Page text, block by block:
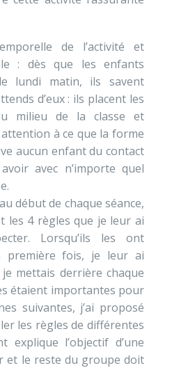
de l’activité et
: dès que les enfants
lundi matin, ils savent
d’eux : ils placent les
milieu de la classe et
à ce que la forme
aucun enfant du contact
avec n’importe quel
début de chaque séance,
les 4 règles que je leur ai
Lorsqu’ils les ont
première fois, je leur ai
mettais derrière chaque
étaient importantes pour
suivantes, j’ai proposé
les règles de différentes
explique l’objectif d’une
et le reste du groupe doit